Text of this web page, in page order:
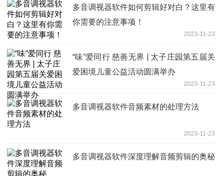
多音调视器软件如何剪辑好对白？这里有
你需要的注意事项！
2023-11-23
“味”爱同行 慈善无界 | 太子庄园第五届关
爱困境儿童公益活动圆满举办
2023-11-23
多音调视器软件音频素材的处理方法
2023-11-23
多音调视器软件深度理解音频剪辑的奥秘